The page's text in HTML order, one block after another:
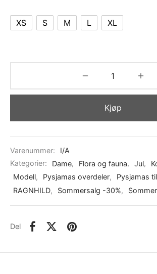
XS S M L XL
Kjøp
Varenummer:
I/A
Kategorier:
Dame, Flora og fauna, Jul,
Modell, Pysjamas overdeler, Pysjamas
RAGNHILD, Sommersalg -30%,
Del